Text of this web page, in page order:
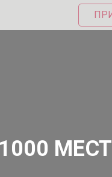
МЕСТ